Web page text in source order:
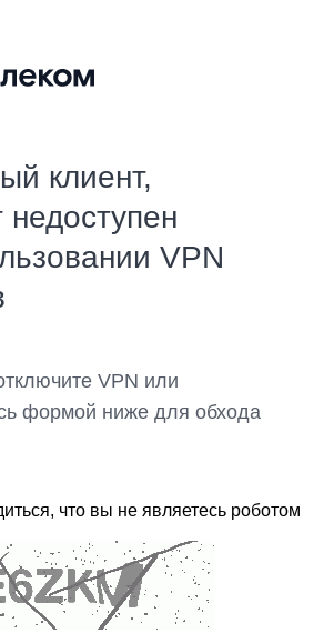
клиент,
VPN
VPN или
формой ниже для обхода
что вы не являетесь роботом